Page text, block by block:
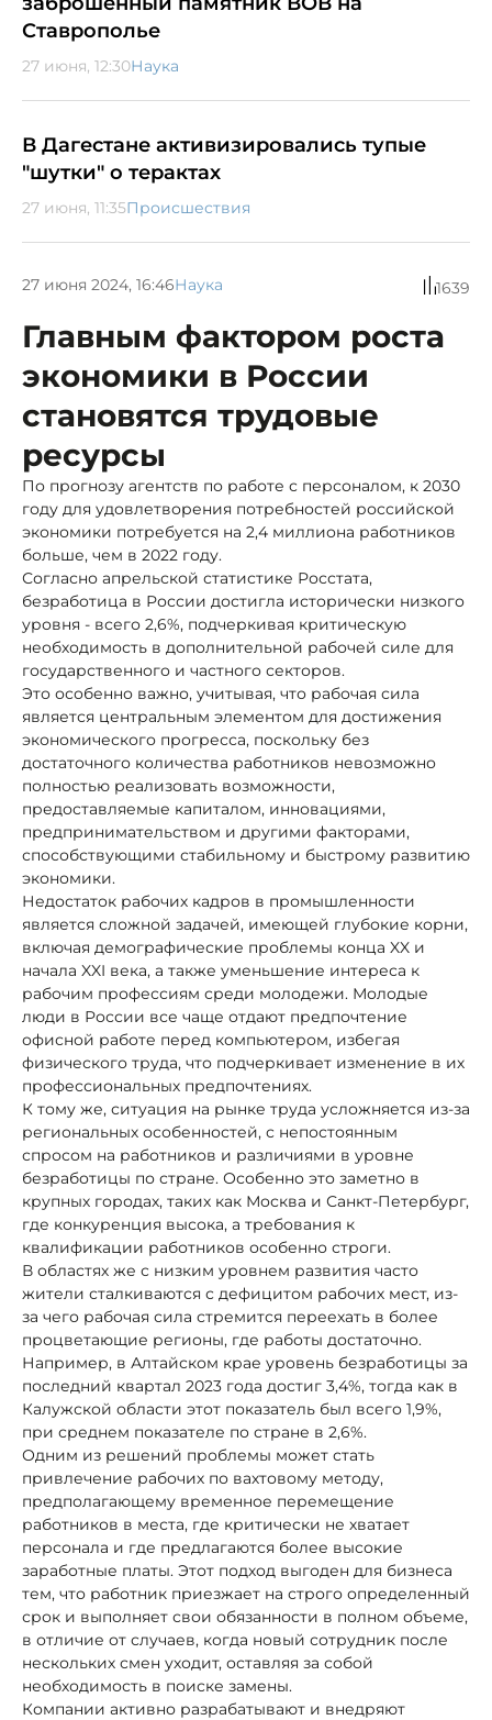
Ставрополье
27 июня, 12:30Наука
В Дагестане активизировались тупые
"шутки" о терактах
27 июня, 11:35Происшествия
27 июня 2024, 16:46Наука 1639
Главным фактором роста
экономики в России
становятся трудовые
ресурсы
По прогнозу агентств по работе с персоналом, к 2030
году для удовлетворения потребностей российской
экономики потребуется на 2,4 миллиона работников
больше, чем в 2022 году.
Согласно апрельской статистике Росстата,
безработица в России достигла исторически низкого
уровня - всего 2,6%, подчеркивая критическую
необходимость в дополнительной рабочей силе для
государственного и частного секторов.
Это особенно важно, учитывая, что рабочая сила
является центральным элементом для достижения
экономического прогресса, поскольку без
достаточного количества работников невозможно
полностью реализовать возможности,
предоставляемые капиталом, инновациями,
предпринимательством и другими факторами,
способствующими стабильному и быстрому развитию
экономики.
Недостаток рабочих кадров в промышленности
является сложной задачей, имеющей глубокие корни,
включая демографические проблемы конца XX и
начала XXI века, а также уменьшение интереса к
рабочим профессиям среди молодежи. Молодые
люди в России все чаще отдают предпочтение
офисной работе перед компьютером, избегая
физического труда, что подчеркивает изменение в их
профессиональных предпочтениях.
К тому же, ситуация на рынке труда усложняется из-за
региональных особенностей, с непостоянным
спросом на работников и различиями в уровне
безработицы по стране. Особенно это заметно в
крупных городах, таких как Москва и Санкт-Петербург,
где конкуренция высока, а требования к
квалификации работников особенно строги.
В областях же с низким уровнем развития часто
жители сталкиваются с дефицитом рабочих мест, из-
за чего рабочая сила стремится переехать в более
процветающие регионы, где работы достаточно.
Например, в Алтайском крае уровень безработицы за
последний квартал 2023 года достиг 3,4%, тогда как в
Калужской области этот показатель был всего 1,9%,
при среднем показателе по стране в 2,6%.
Одним из решений проблемы может стать
привлечение рабочих по вахтовому методу,
предполагающему временное перемещение
работников в места, где критически не хватает
персонала и где предлагаются более высокие
заработные платы. Этот подход выгоден для бизнеса
тем, что работник приезжает на строго определенный
срок и выполняет свои обязанности в полном объеме,
в отличие от случаев, когда новый сотрудник после
нескольких смен уходит, оставляя за собой
необходимость в поиске замены.
Компании активно разрабатывают и внедряют